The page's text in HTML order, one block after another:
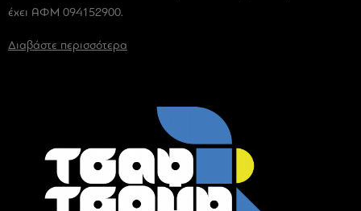
έχει ΑΦΜ 094152900.
Διαβάστε περισσότερα